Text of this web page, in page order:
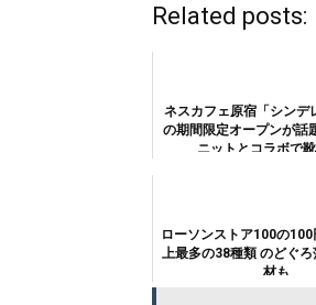
Related posts:
ネスカフェ原宿「シンデ
の期間限定オープンが話
ニットとコラボで
ローソンストア100の100
上最多の38種類 のどぐ
材も